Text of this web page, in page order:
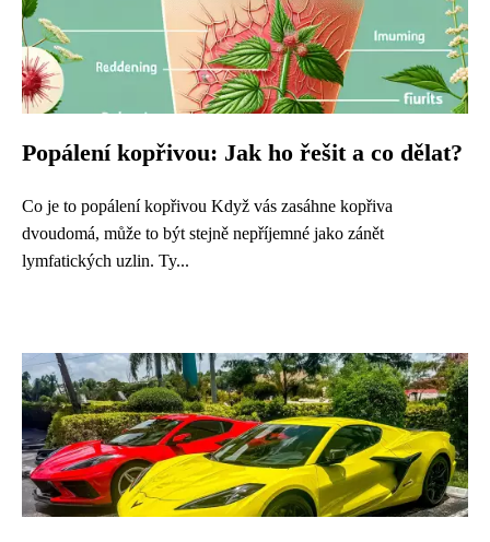
Popálení kopřivou: Jak ho řešit a co dělat?
Co je to popálení kopřivou Když vás zasáhne kopřiva
dvoudomá, může to být stejně nepříjemné jako zánět
lymfatických uzlin. Ty...